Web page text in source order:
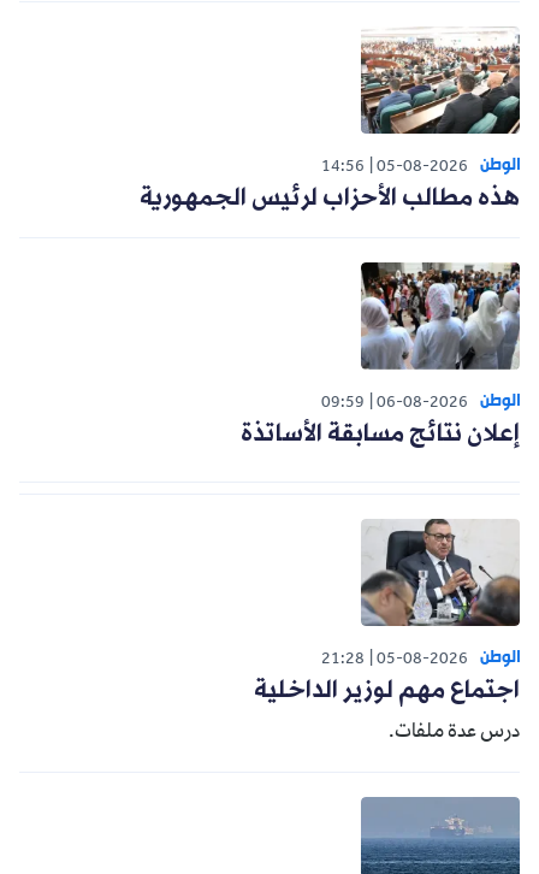
الوطن 05-08-2026
14:56
هذه مطالب الأحزاب لرئيس الجمهورية
الوطن 06-08-2026
09:59
إعلان نتائج مسابقة الأساتذة
الوطن 05-08-2026
21:28
اجتماع مهم لوزير الداخلية
درس عدة ملفات.